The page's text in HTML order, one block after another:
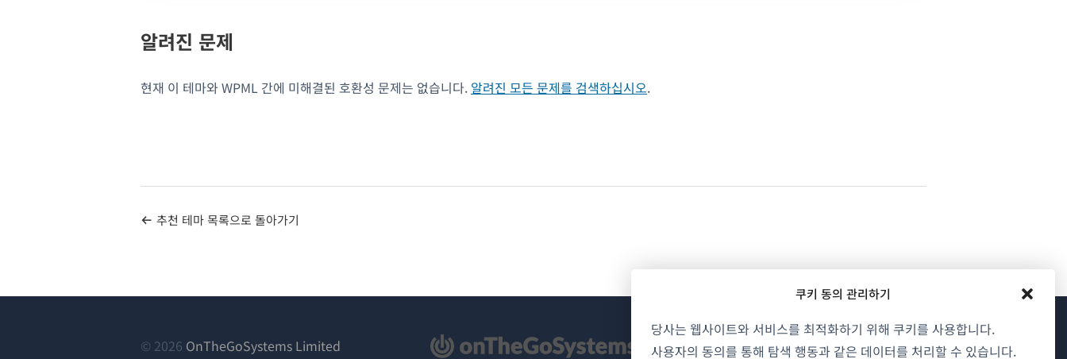
쿠키 동의 관리하기
당사는 웹사이트와 서비스를 최적화하기 위해 쿠키를 사용합니다.
사용자의 동의를 통해 탐색 행동과 같은 데이터를 처리할 수 있습니다.
알려진 문제
현재 이 테마와 WPML 간에 미해결된 호환성 문제는 없습니다. 알려진 모든 문제를 검색하십시오.
추천 테마 목록으로 돌아가기
© 2026 OnTheGoSystems Limited WPML 소개